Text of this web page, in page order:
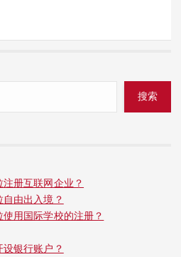
搜索
册互联网企业？
由出入境？
用国际学校的注册？
银行账户？